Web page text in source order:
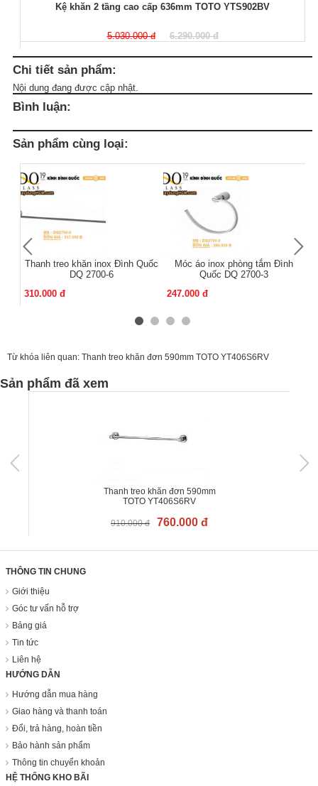
Kệ khăn 2 tầng cao cấp 636mm TOTO YTS902BV
5.030.000 đ 6.290.000 đ
Chi tiết sản phẩm:
Nội dung đang được cập nhật.
Bình luận:
Sản phẩm cùng loại:
Thanh treo khăn inox Đình Quốc
DQ 2700-6
310.000 đ
Móc áo inox phòng tắm Đình
Quốc DQ 2700-3
247.000 đ
Từ khóa liên quan: Thanh treo khăn đơn 590mm TOTO YT406S6RV
Sản phẩm đã xem
Thanh treo khăn đơn 590mm
TOTO YT406S6RV
910.000 đ 760.000 đ
THÔNG TIN CHUNG
Giới thiệu
Góc tư vấn hỗ trợ
Bảng giá
Tin tức
Liên hệ
HƯỚNG DẪN
Hướng dẫn mua hàng
Giao hàng và thanh toán
Đổi, trả hàng, hoàn tiền
Bảo hành sản phẩm
Thông tin chuyển khoản
HỆ THỐNG KHO BÃI